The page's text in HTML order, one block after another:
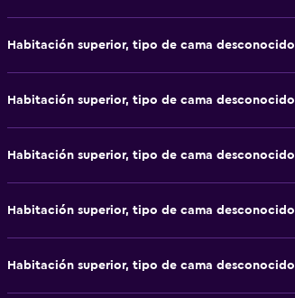
Habitación superior, tipo de cama desconocido
Habitación superior, tipo de cama desconocido
Habitación superior, tipo de cama desconocido
Habitación superior, tipo de cama desconocido
Habitación superior, tipo de cama desconocido